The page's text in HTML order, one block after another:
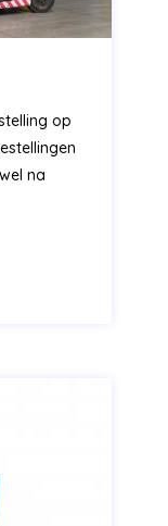
op
na